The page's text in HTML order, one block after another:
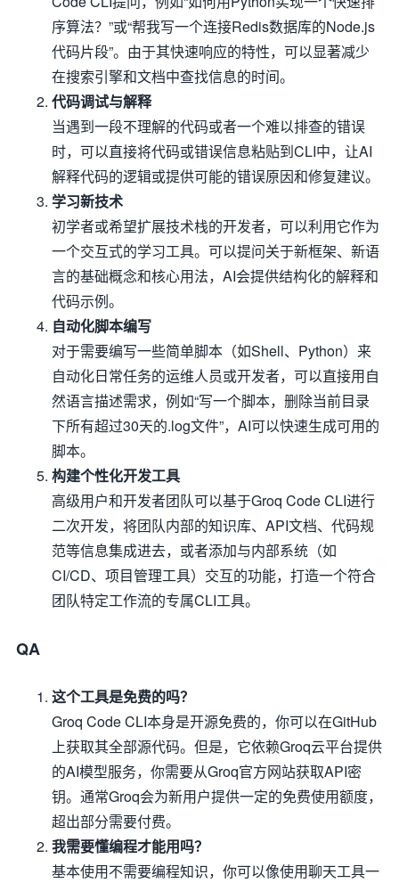
序算法？”或“帮我写一个连接Redis数据库的Node.js
代码片段”。由于其快速响应的特性，可以显著减少
在搜索引擎和文档中查找信息的时间。
代码调试与解释
当遇到一段不理解的代码或者一个难以排查的错误
时，可以直接将代码或错误信息粘贴到CLI中，让AI
解释代码的逻辑或提供可能的错误原因和修复建议。
学习新技术
初学者或希望扩展技术栈的开发者，可以利用它作为
一个交互式的学习工具。可以提问关于新框架、新语
言的基础概念和核心用法，AI会提供结构化的解释和
代码示例。
自动化脚本编写
对于需要编写一些简单脚本（如Shell、Python）来
自动化日常任务的运维人员或开发者，可以直接用自
然语言描述需求，例如“写一个脚本，删除当前目录
下所有超过30天的.log文件”，AI可以快速生成可用的
脚本。
构建个性化开发工具
高级用户和开发者团队可以基于Groq Code CLI进行
二次开发，将团队内部的知识库、API文档、代码规
范等信息集成进去，或者添加与内部系统（如
CI/CD、项目管理工具）交互的功能，打造一个符合
团队特定工作流的专属CLI工具。
QA
这个工具是免费的吗？
Groq Code CLI本身是开源免费的，你可以在GitHub
上获取其全部源代码。但是，它依赖Groq云平台提供
的AI模型服务，你需要从Groq官方网站获取API密
钥。通常Groq会为新用户提供一定的免费使用额度，
超出部分需要付费。
我需要懂编程才能用吗？
基本使用不需要编程知识，你可以像使用聊天工具一